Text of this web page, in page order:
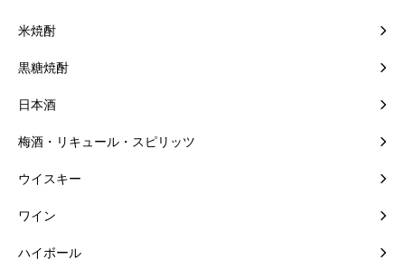
米焼酎
黒糖焼酎
日本酒
梅酒・リキュール・スピリッツ
ウイスキー
ワイン
ハイボール